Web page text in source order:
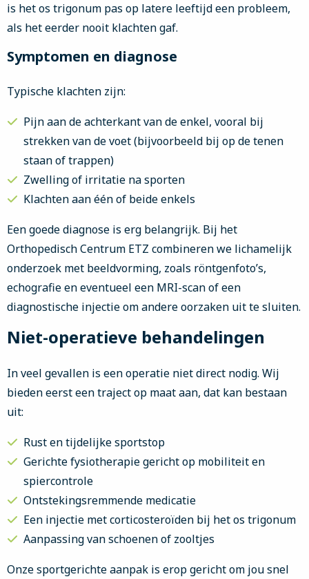
is het os trigonum pas op latere leeftijd een probleem,
als het eerder nooit klachten gaf.
Symptomen en diagnose
Typische klachten zijn:
Pijn aan de achterkant van de enkel, vooral bij
strekken van de voet (bijvoorbeeld bij op de tenen
staan of trappen)
Zwelling of irritatie na sporten
Klachten aan één of beide enkels
Een goede diagnose is erg belangrijk. Bij het
Orthopedisch Centrum ETZ combineren we lichamelijk
onderzoek met beeldvorming, zoals röntgenfoto’s,
echografie en eventueel een MRI-scan of een
diagnostische injectie om andere oorzaken uit te sluiten.
Niet-operatieve behandelingen
In veel gevallen is een operatie niet direct nodig. Wij
bieden eerst een traject op maat aan, dat kan bestaan
uit:
Rust en tijdelijke sportstop
Gerichte fysiotherapie gericht op mobiliteit en
spiercontrole
Ontstekingsremmende medicatie
Een injectie met corticosteroïden bij het os trigonum
Aanpassing van schoenen of zooltjes
Onze sportgerichte aanpak is erop gericht om jou snel